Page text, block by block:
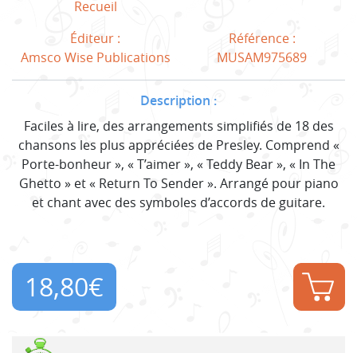
Recueil
Éditeur :
Amsco Wise Publications
Référence :
MUSAM975689
Description :
Faciles à lire, des arrangements simplifiés de 18 des
chansons les plus appréciées de Presley. Comprend «
Porte-bonheur », « T’aimer », « Teddy Bear », « In The
Ghetto » et « Return To Sender ». Arrangé pour piano
et chant avec des symboles d’accords de guitare.
18,80€